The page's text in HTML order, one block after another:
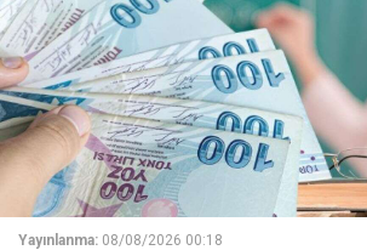
Yayınlanma: 08/08/2026 00:18